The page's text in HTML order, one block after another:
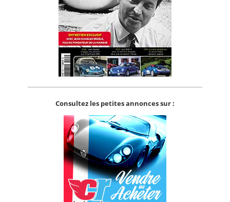
Consultez les petites annonces sur :